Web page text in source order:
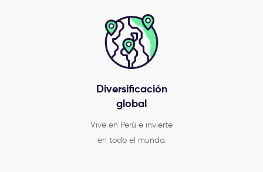
Diversificación
global
Vive en Perú e invierte
en todo el mundo.